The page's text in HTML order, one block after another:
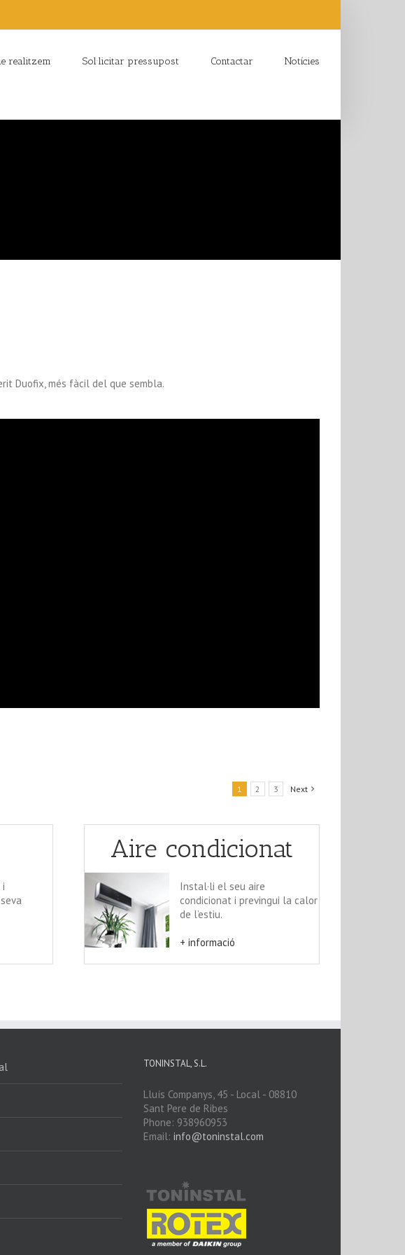
realitzem Sol·licitar pressupost Contactar Notícies
Duofix, més fàcil del que sembla.
1 2 3 Next
i
Aire condicionat
Instal·li el seu aire
condicionat i previngui la calor
de l’estiu.
+ informació
TONINSTAL, S.L.
Lluís Companys, 45 - Local - 08810
Sant Pere de Ribes
Phone: 938960953
Email: info@toninstal.com